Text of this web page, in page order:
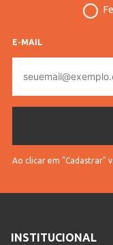
Cores
E-MAIL
mail
Ao clicar em "Cadastrar"
INSTITUCIONAL